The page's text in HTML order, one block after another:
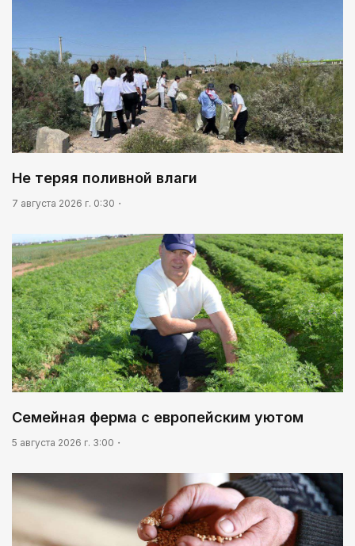
Не теряя поливной влаги
7 августа 2026 г. 0:30
Семейная ферма с европейским уютом
5 августа 2026 г. 3:00